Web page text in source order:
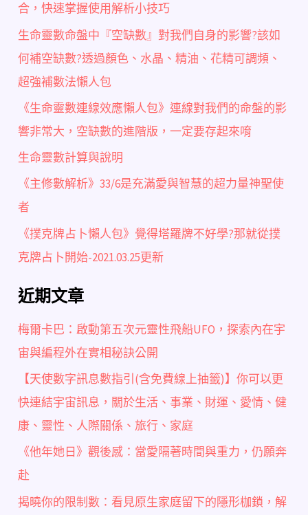
合，快速掌握使用解析小技巧
生命靈數命盤中『空缺數』對我們自身的影響?該如
何補空缺數?透過顏色、水晶、精油、花精可調頻、
超強補數法懶人包
《生命靈數連線效應懶人包》連線對我們的命盤的影
響非常大，空缺數的進階版，一定要存起來唷
生命靈數計算與說明
《主修數解析》33/6是充滿愛與智慧的超力量神聖使
者
《撲克牌占卜懶人包》覺得塔羅牌不好學?那就從撲
克牌占卜開始-2021.03.25更新
近期文章
梅爾卡巴：啟動第五次元靈性飛船UFO，探索內在宇
宙與編程外在實相秘訣公開
【天使數字訊息數指引(含免費線上抽籤)】你可以更
快連結宇宙訊息，關於生活、事業、財運、愛情、健
康、靈性、人際關係、旅行、家庭
《他年她日》觀後感：當愛隔著時間與重力，仍願奔
赴
揭曉你的限制數：看見原生家庭留下的隱形枷鎖，解